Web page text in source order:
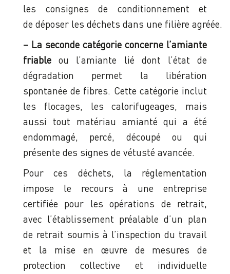
les consignes de conditionnement et
de déposer les déchets dans une filière agréée.
– La seconde catégorie concerne l’amiante
friableou l’amiante lié dont l’état de
dégradation permet la libération
spontanée de fibres. Cette catégorie inclut
les flocages, les calorifugeages, mais
aussi tout matériau amianté qui a été
endommagé, percé, découpé ou qui
présente des signes de vétusté avancée.
Pour ces déchets, la réglementation
impose le recours à une entreprise
certifiée pour les opérations de retrait,
avec l’établissement préalable d’un plan
de retrait soumis à l’inspection du travail
et la mise en œuvre de mesures de
protection collective et individuelle